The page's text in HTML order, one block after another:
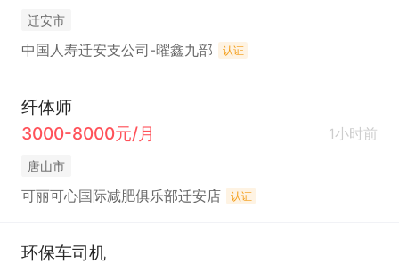
迁安市
中国人寿迁安支公司-曜鑫九部 认证
纤体师
3000-8000元/月
1小时前
唐山市
可丽可心国际减肥俱乐部迁安店 认证
环保车司机